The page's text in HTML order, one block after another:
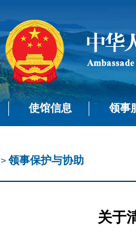
使馆信息 领事
>领事保护与协助
关于